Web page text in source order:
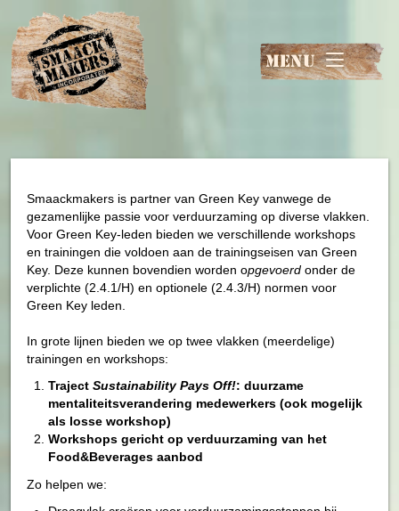
MENU
Smaackmakers is partner van Green Key vanwege de
gezamenlijke passie voor verduurzaming op diverse vlakken.
Voor Green Key-leden bieden we verschillende workshops
en trainingen die voldoen aan de trainingseisen van Green
Key. Deze kunnen bovendien worden opgevoerd onder de
verplichte (2.4.1/H) en optionele (2.4.3/H) normen voor
Green Key leden.
In grote lijnen bieden we op twee vlakken (meerdelige)
trainingen en workshops:
Traject Sustainability Pays Off!: duurzame
mentaliteitsverandering medewerkers (ook mogelijk
als losse workshop)
Workshops gericht op verduurzaming van het
Food&Beverages aanbod
Zo helpen we: